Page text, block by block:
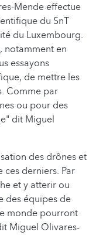
Mende effectue
du SnT
du Luxembourg.
notamment en
essayons
de mettre les
Comme par
ou pour des
dit Miguel
des drônes et
ces derniers. Par
et y atterir ou
des équipes de
monde pourront
Miguel Olivares-